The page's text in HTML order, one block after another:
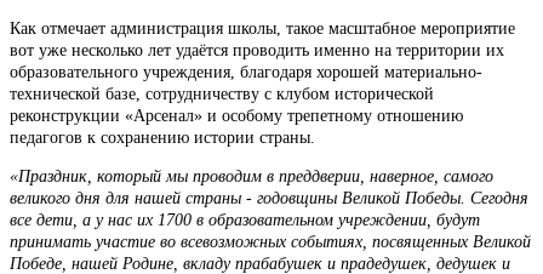
Как отмечает администрация школы, такое масштабное мероприятие
вот уже несколько лет удаётся проводить именно на территории их
образовательного учреждения, благодаря хорошей материально-
технической базе, сотрудничеству с клубом исторической
реконструкции «Арсенал» и особому трепетному отношению
педагогов к сохранению истории страны.
«Праздник, который мы проводим в преддверии, наверное, самого
великого дня для нашей страны - годовщины Великой Победы. Сегодня
все дети, а у нас их 1700 в образовательном учреждении, будут
принимать участие во всевозможных событиях, посвященных Великой
Победе, нашей Родине, вкладу прабабушек и прадедушек, дедушек и